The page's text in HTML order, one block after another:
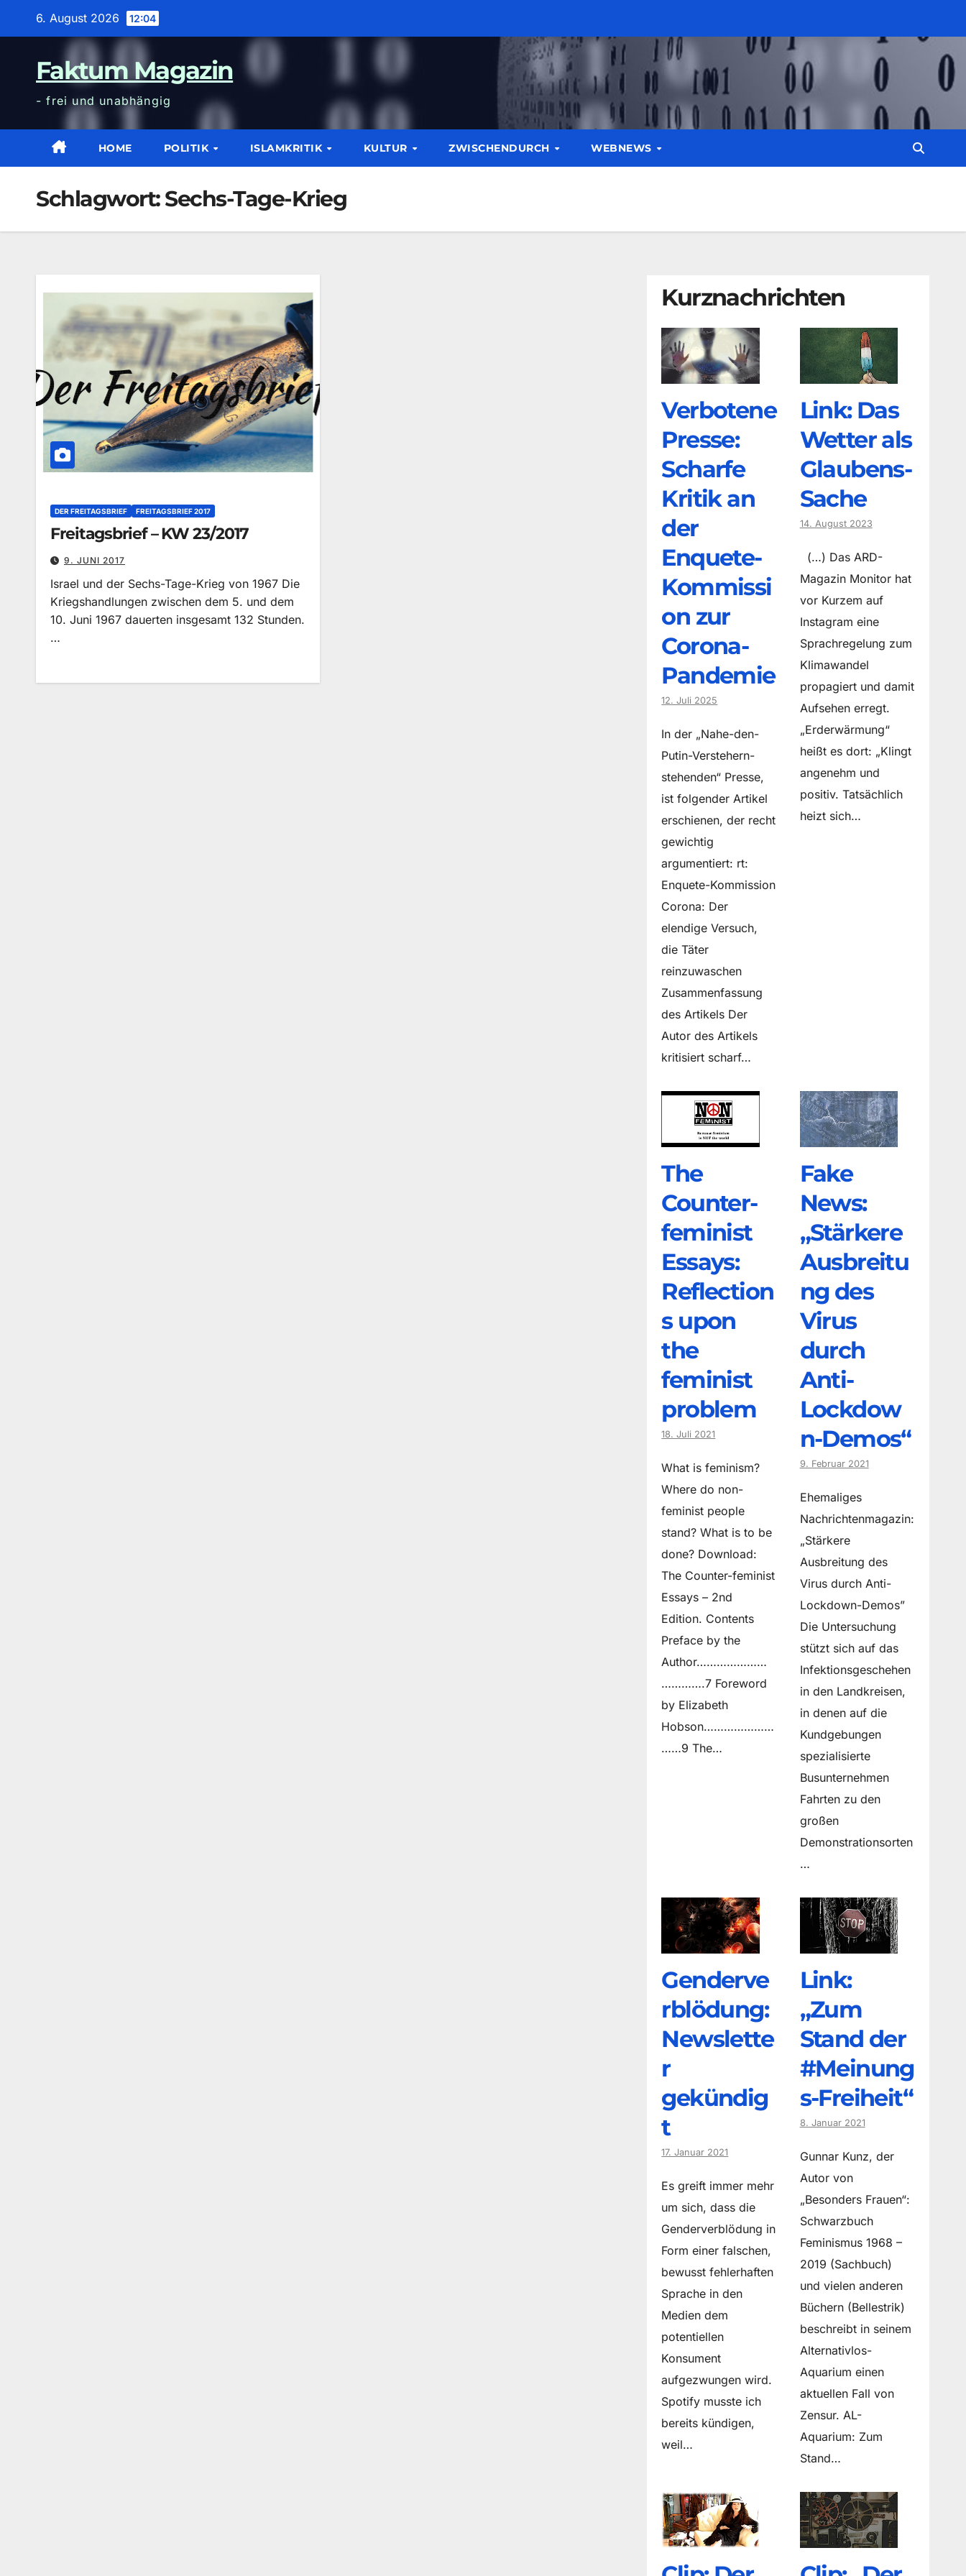
6. August 2026 12:04
Faktum Magazin
- frei und unabhängig
HOME POLITIK ISLAMKRITIK KULTUR ZWISCHENDURCH WEBNEWS
Schlagwort:Sechs-Tage-Krieg
DER FREITAGSBRIEF FREITAGSBRIEF 2017
Freitagsbrief – KW 23/2017
9. JUNI 2017
Israel und der Sechs-Tage-Krieg von 1967 Die
Kriegshandlungen zwischen dem 5. und dem
10. Juni 1967 dauerten insgesamt 132 Stunden.
…
Kurznachrichten
Verbotene
Presse:
Scharfe
Kritik an
der
Enquete-
Kommissi
on zur
Corona-
Pandemie
12. Juli 2025
In der „Nahe-den-
Putin-Verstehern-
stehenden“ Presse,
ist folgender Artikel
erschienen, der recht
gewichtig
argumentiert: rt:
Enquete-Kommission
Corona: Der
elendige Versuch,
die Täter
reinzuwaschen
Zusammenfassung
des Artikels Der
Autor des Artikels
kritisiert scharf…
Link: Das
Wetter als
Glaubens-
Sache
14. August 2023
(…) Das ARD-
Magazin Monitor hat
vor Kurzem auf
Instagram eine
Sprachregelung zum
Klimawandel
propagiert und damit
Aufsehen erregt.
„Erderwärmung“
heißt es dort: „Klingt
angenehm und
positiv. Tatsächlich
heizt sich…
The
Counter­
feminist
Essays:
Reflection
s upon
the
feminist
problem
18. Juli 2021
What is feminism?
Where do non­
feminist people
stand? What is to be
done? Download:
The Counter-feminist
Essays – 2nd
Edition. Contents
Preface by the
Author…………………
………….7 Foreword
by Elizabeth
Hobson…………………
……9 The…
Fake
News:
„Stärkere
Ausbreitu
ng des
Virus
durch
Anti-
Lockdow
n-Demos“
9. Februar 2021
Ehemaliges
Nachrichtenmagazin:
„Stärkere
Ausbreitung des
Virus durch Anti-
Lockdown-Demos”
Die Untersuchung
stützt sich auf das
Infektionsgeschehen
in den Landkreisen,
in denen auf die
Kundgebungen
spezialisierte
Busunternehmen
Fahrten zu den
großen
Demonstrationsorten
…
Genderve
rblödung:
Newslette
r
gekündig
t
17. Januar 2021
Es greift immer mehr
um sich, dass die
Genderverblödung in
Form einer falschen,
bewusst fehlerhaften
Sprache in den
Medien dem
potentiellen
Konsument
aufgezwungen wird.
Spotify musste ich
bereits kündigen,
weil…
Link:
„Zum
Stand der
#Meinung
s-Freiheit“
8. Januar 2021
Gunnar Kunz, der
Autor von
„Besonders Frauen“:
Schwarzbuch
Feminismus 1968 –
2019 (Sachbuch)
und vielen anderen
Büchern (Bellestrik)
beschreibt in seinem
Alternativlos-
Aquarium einen
aktuellen Fall von
Zensur. AL-
Aquarium: Zum
Stand…